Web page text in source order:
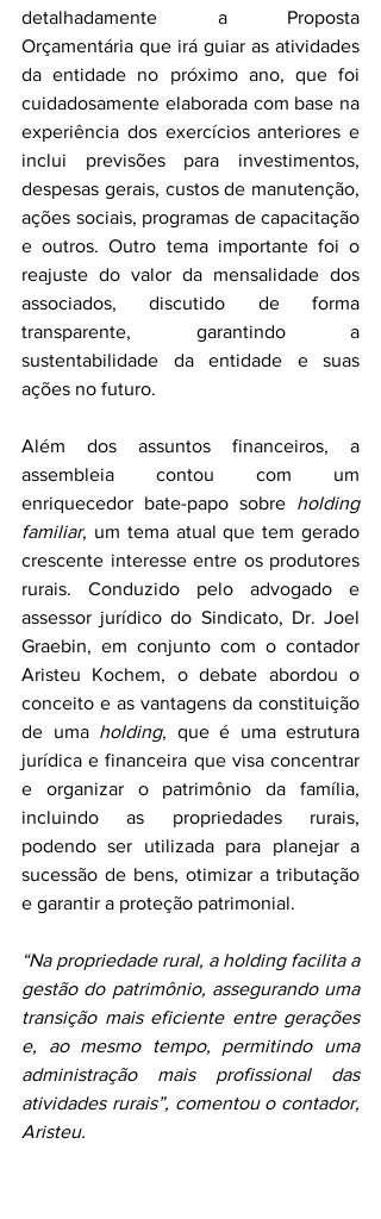
detalhadamente a Proposta
Orçamentária que irá guiar as atividades
da entidade no próximo ano, que foi
cuidadosamente elaborada com base na
experiência dos exercícios anteriores e
inclui previsões para investimentos,
despesas gerais, custos de manutenção,
ações sociais, programas de capacitação
e outros. Outro tema importante foi o
reajuste do valor da mensalidade dos
associados, discutido de forma
transparente, garantindo a
sustentabilidade da entidade e suas
ações no futuro.
Além dos assuntos financeiros, a
assembleia contou com um
enriquecedor bate-papo sobre holding
familiar, um tema atual que tem gerado
crescente interesse entre os produtores
rurais. Conduzido pelo advogado e
assessor jurídico do Sindicato, Dr. Joel
Graebin, em conjunto com o contador
Aristeu Kochem, o debate abordou o
conceito e as vantagens da constituição
de uma holding, que é uma estrutura
jurídica e financeira que visa concentrar
e organizar o patrimônio da família,
incluindo as propriedades rurais,
podendo ser utilizada para planejar a
sucessão de bens, otimizar a tributação
e garantir a proteção patrimonial.
“Na propriedade rural, a holding facilita a
gestão do patrimônio, assegurando uma
transição mais eficiente entre gerações
e, ao mesmo tempo, permitindo uma
administração mais profissional das
atividades rurais”, comentou o contador,
Aristeu.